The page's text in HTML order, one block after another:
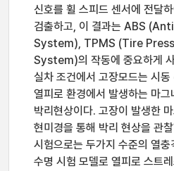
신호를 휠 스피드 센서에 전달
검출하고, 이 결과는 ABS
System), TPMS (Tire
System)의 작동에 중요하게
실차 조건에서 고장모드는 시
열피로 환경에서 발생하는 마그
박리현상이다. 고장이 발생한
현미경을 통해 박리 현상을 관
시험으로는 두가지 수준의 열
수명 시험 모델로 열피로 스트